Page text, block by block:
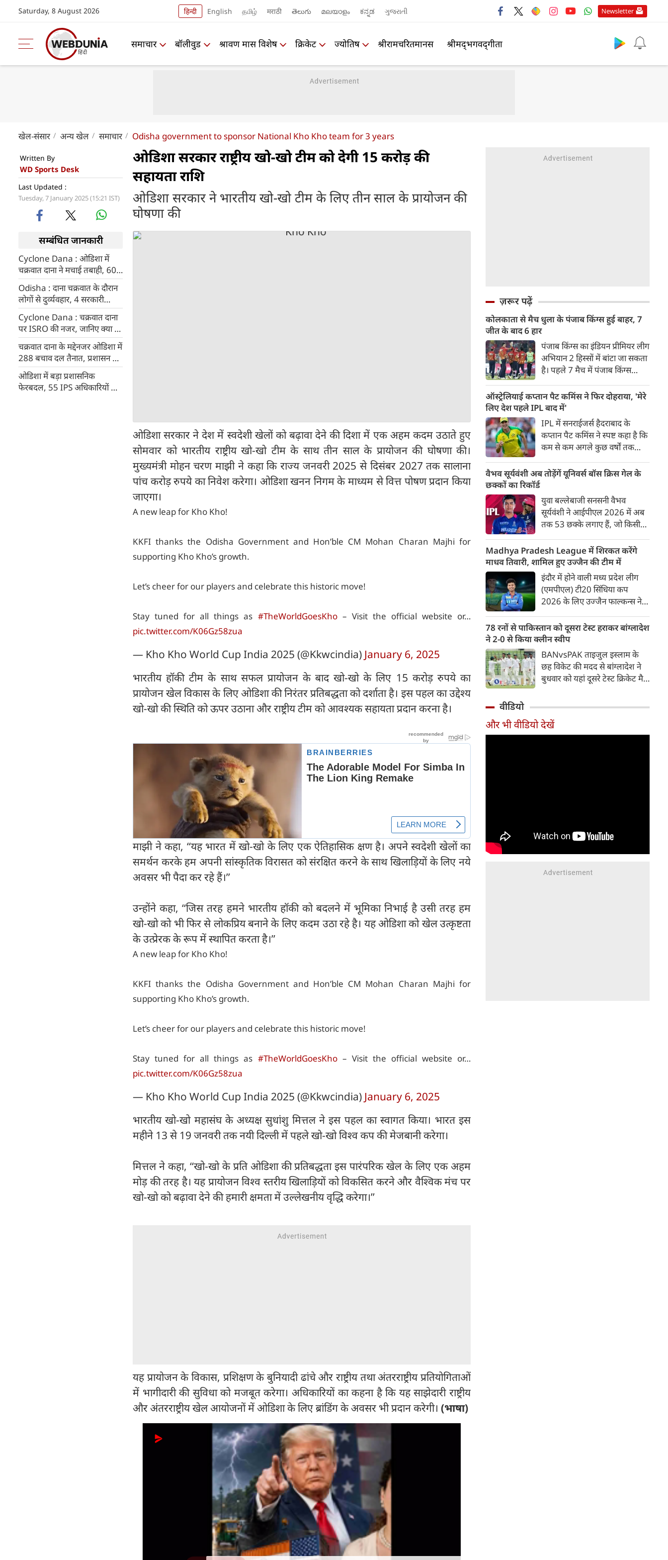
Saturday, 8 August 2026 हिन्दी English தமிழ் मराठी తెలుగు മലയാളം ಕನ್ನಡ ગુજરાતી Newsletter
समाचार बॉलीवुड श्रावण मास विशेष क्रिकेट ज्योतिष श्रीरामचरितमानस श्रीमद्‍भगवद्‍गीता
खेल-संसार अन्य खेल समाचार Odisha government to sponsor National Kho Kho team for 3 years
Written By
WD Sports Desk
Last Updated :
Tuesday, 7 January 2025 (15:21 IST)
सम्बंधित जानकारी
Cyclone Dana : ओडिशा में
चक्रवात दाना ने मचाई तबाही, 600
करोड़ रुपए का हुआ नुकसान,
केंद्रीय टीम करेगी दौरा
Odisha : दाना चक्रवात के दौरान
लोगों से दुर्व्यवहार, 4 सरकारी
अधिकारी सस्‍पैंड
Cyclone Dana : चक्रवात दाना
पर ISRO की नजर, जानिए क्या है
अपडेट, कैसी है राज्यों की तैयारियां
चक्रवात दाना के मद्देनजर ओडिशा में
288 बचाव दल तैनात, प्रशासन हाई
अलर्ट पर
ओडिशा में बड़ा प्रशासनिक
फेरबदल, 55 IPS अधिकारियों के
ओडिशा सरकार राष्ट्रीय खो-खो टीम को देगी 15 करोड़ की
सहायता राशि
ओडिशा सरकार ने भारतीय खो-खो टीम के लिए तीन साल के प्रायोजन की
घोषणा की
ओडिशा सरकार ने देश में स्वदेशी खेलों को बढ़ावा देने की दिशा में एक अहम कदम उठाते हुए
सोमवार को भारतीय राष्ट्रीय खो-खो टीम के साथ तीन साल के प्रायोजन की घोषणा की।
मुख्यमंत्री मोहन चरण माझी ने कहा कि राज्य जनवरी 2025 से दिसंबर 2027 तक सालाना
पांच करोड़ रुपये का निवेश करेगा। ओडिशा खनन निगम के माध्यम से वित्त पोषण प्रदान किया
जाएगा।
A new leap for Kho Kho!
KKFI thanks the Odisha Government and Hon’ble CM Mohan Charan Majhi for
supporting Kho Kho’s growth.
Let’s cheer for our players and celebrate this historic move!
Stay tuned for all things as #TheWorldGoesKho– Visit the official website or…
pic.twitter.com/K06Gz58zua
— Kho Kho World Cup India 2025 (@Kkwcindia) January 6, 2025
भारतीय हॉकी टीम के साथ सफल प्रायोजन के बाद खो-खो के लिए 15 करोड़ रुपये का
प्रायोजन खेल विकास के लिए ओडिशा की निरंतर प्रतिबद्धता को दर्शाता है। इस पहल का उद्देश्य
खो-खो की स्थिति को ऊपर उठाना और राष्ट्रीय टीम को आवश्यक सहायता प्रदान करना है।
माझी ने कहा, ‘‘यह भारत में खो-खो के लिए एक ऐतिहासिक क्षण है। अपने स्वदेशी खेलों का
समर्थन करके हम अपनी सांस्कृतिक विरासत को संरक्षित करने के साथ खिलाड़ियों के लिए नये
अवसर भी पैदा कर रहे हैं।’’
उन्होंने कहा, ‘‘जिस तरह हमने भारतीय हॉकी को बदलने में भूमिका निभाई है उसी तरह हम
खो-खो को भी फिर से लोकप्रिय बनाने के लिए कदम उठा रहे है। यह ओडिशा को खेल उत्कृष्टता
के उत्प्रेरक के रूप में स्थापित करता है।’’
A new leap for Kho Kho!
KKFI thanks the Odisha Government and Hon’ble CM Mohan Charan Majhi for
supporting Kho Kho’s growth.
Let’s cheer for our players and celebrate this historic move!
Stay tuned for all things as #TheWorldGoesKho– Visit the official website or…
pic.twitter.com/K06Gz58zua
— Kho Kho World Cup India 2025 (@Kkwcindia) January 6, 2025
भारतीय खो-खो महासंघ के अध्यक्ष सुधांशु मित्तल ने इस पहल का स्वागत किया। भारत इस
महीने 13 से 19 जनवरी तक नयी दिल्ली में पहले खो-खो विश्व कप की मेजबानी करेगा।
मित्तल ने कहा, ‘‘खो-खो के प्रति ओडिशा की प्रतिबद्धता इस पारंपरिक खेल के लिए एक अहम
मोड़ की तरह है। यह प्रायोजन विश्व स्तरीय खिलाड़ियों को विकसित करने और वैश्विक मंच पर
खो-खो को बढ़ावा देने की हमारी क्षमता में उल्लेखनीय वृद्धि करेगा।’’
यह प्रायोजन के विकास, प्रशिक्षण के बुनियादी ढांचे और राष्ट्रीय तथा अंतरराष्ट्रीय प्रतियोगिताओं
में भागीदारी की सुविधा को मजबूत करेगा। अधिकारियों का कहना है कि यह साझेदारी राष्ट्रीय
और अंतरराष्ट्रीय खेल आयोजनों में ओडिशा के लिए ब्रांडिंग के अवसर भी प्रदान करेगी। (भाषा)
ज़रूर पढ़ें
कोलकाता से मैच धुला के पंजाब किंग्स हुई बाहर, 7
जीत के बाद 6 हार
पंजाब किंग्स का इंडियन प्रीमियर लीग
अभियान 2 हिस्सों में बांटा जा सकता
है। पहले 7 मैच में पंजाब किंग्स
उसे हार का सामना करना पड़ा इसके
बाद अंतिम मैच वह जरूर जीती
लेकिन तब तक उसकी किस्मत
लखनऊ के हाथ लिखी गई थी।
ऑस्ट्रेलियाई कप्तान पैट कमिंस ने फिर दोहराया, 'मेरे
लिए देश पहले IPL बाद में'
IPL में सनराईजर्स हैदराबाद के
कप्तान पैट कमिंस ने स्पष्ट कहा है कि
कम से कम अगले कुछ वर्षों तक
प्राथमिकता होगी। यह बयान उस चर्चा
के बीच आया है, जिसमें कहा जा रहा
है कि ऑस्ट्रेलिया के कुछ बड़े खिलाड़ी
IPL से आगे बढ़कर अन्य फ्रेंचाइजी
क्रिकेट खेलने के लिए राष्ट्रीय टीम से
दूरी बना सकते हैं।
वैभव सूर्यवंशी अब तोड़ेंगें यूनिवर्स बॉस क्रिस गेल के
छक्कों का रिकॉर्ड
युवा बल्लेबाजी सनसनी वैभव
सूर्यवंशी ने आईपीएल 2026 में अब
तक 53 छक्के लगाए हैं, जो किसी
टूर्नामेंट में दूसरे सबसे ज़्यादा हैं। सबसे
ज़्यादा 59 छक्के क्रिस गेल ने
आईपीएल 2012 में लगाए थे।
सूर्यवंशी की नज़रें अब गेल के रिकॉर्ड
पर होंगी।
Madhya Pradesh League में शिरकत करेंगे
माधव तिवारी, शामिल हुए उज्जैन की टीम में
इंदौर में होने वाली मध्य प्रदेश लीग
(एमपीएल) टी20 सिंधिया कप
2026 के लिए उज्जैन फाल्कन्स ने
जिसमें युवा ऑलराउंडर माधव तिवारी
सबसे बड़े आकर्षण के रूप में
उभरकर सामने आए हैं। इंडियन
प्रीमियर लीग में दिल्ली कैपिटल्स का
हिस्सा रहे माधव तिवारी इस समय
मध्य प्रदेश के सबसे चर्चित युवा
78 रनों से पाकिस्तान को दूसरा टेस्ट हराकर बांग्लादेश
ने 2-0 से किया क्लीन स्वीप
BANvsPAK ताइजुल इस्लाम के
छह विकेट की मदद से बांग्लादेश ने
बुधवार को यहां दूसरे टेस्ट क्रिकेट मैच
का पीछा करते हुए 358 रन पर
आउट हो गई। बांग्लादेश ने पहला
वीडियो
और भी वीडियो देखें